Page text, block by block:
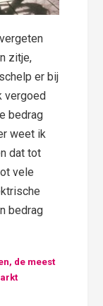
zitje,
er bij
vergoed
bedrag
weet ik
dat tot
vele
bedrag
de meest